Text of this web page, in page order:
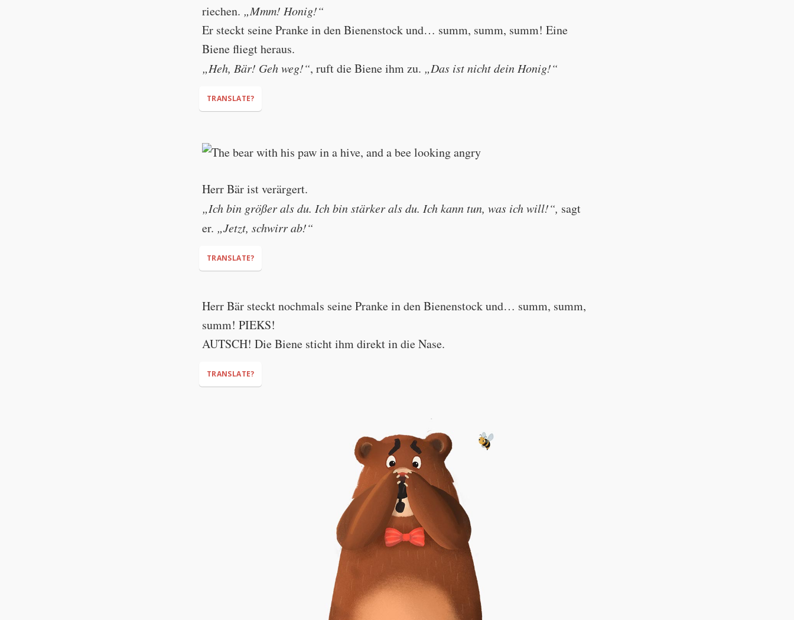
riechen. „Mmm! Honig!“
Er steckt seine Pranke in den Bienenstock und… summ, summ, summ! Eine
Biene fliegt heraus.
„Heh, Bär! Geh weg!“, ruft die Biene ihm zu. „Das ist nicht dein Honig!“
TRANSLATE?
Herr Bär ist verärgert.
„Ich bin größer als du. Ich bin stärker als du. Ich kann tun, was ich will!“, sagt
er. „Jetzt, schwirr ab!“
TRANSLATE?
“I am bigger than you. I am stronger than you. I can do what I want!"
"Now,
buzz off!*”
Herr Bär steckt nochmals seine Pranke in den Bienenstock und… summ, summ,
summ! PIEKS!
AUTSCH! Die Biene sticht ihm direkt in die Nase.
TRANSLATE?